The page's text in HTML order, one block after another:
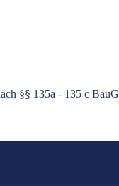
§§ 135a - 135 c